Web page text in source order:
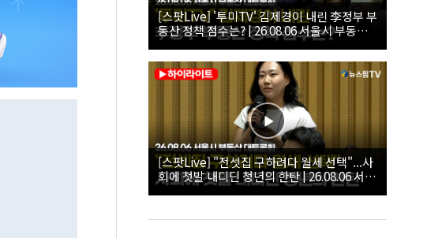
[스팟Live] '투미TV' 김제경이 내린 李정부 부
동산 정책 점수는? | 26.08.06 서울시 부동산
대토론회
[스팟Live] "전셋집 구하려다 월세 선택"...사
회에 첫발 내디딘 청년의 한탄 | 26.08.06 서울
시 부동산 대토론회